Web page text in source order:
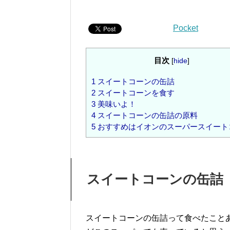
Pocket
目次 [hide]
1 スイートコーンの缶詰
2 スイートコーンを食す
3 美味いよ！
4 スイートコーンの缶詰の原料
5 おすすめはイオンのスーパースイート
スイートコーンの缶詰
スイートコーンの缶詰って食べたこと